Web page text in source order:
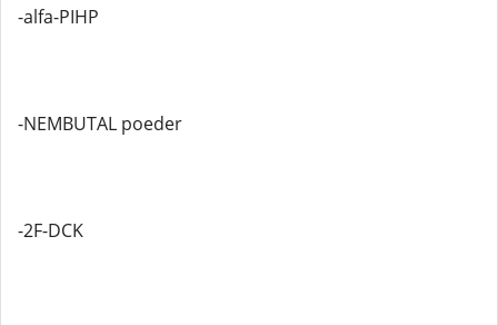
-alfa-PIHP
-NEMBUTAL poeder
-2F-DCK